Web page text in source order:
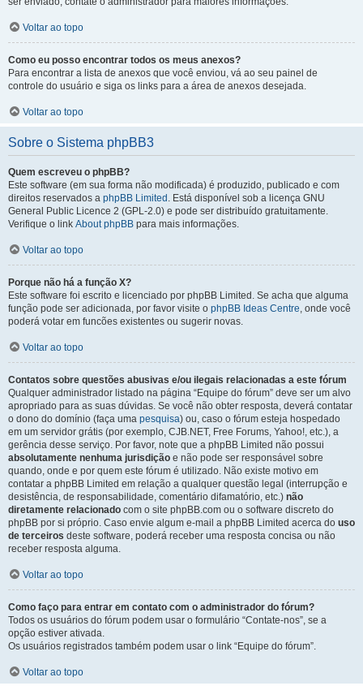
Voltar ao topo
Como eu posso encontrar todos os meus anexos?
Para encontrar a lista de anexos que você enviou, vá ao seu painel de
controle do usuário e siga os links para a área de anexos desejada.
Voltar ao topo
Sobre o Sistema phpBB3
Quem escreveu o phpBB?
Este software (em sua forma não modificada) é produzido, publicado e com
direitos reservados a phpBB Limited . Está disponível sob a licença GNU
General Public Licence 2 (GPL-2.0) e pode ser distribuído gratuitamente.
Verifique o link About phpBB para mais informações.
Voltar ao topo
Porque não há a função X?
Este software foi escrito e licenciado por phpBB Limited. Se acha que alguma
função pode ser adicionada, por favor visite o phpBB Ideas Centre, onde você
poderá votar em funcões existentes ou sugerir novas.
Voltar ao topo
Contatos sobre questões abusivas e/ou ilegais relacionadas a este fórum
Qualquer administrador listado na página “Equipe do fórum” deve ser um alvo
apropriado para as suas dúvidas. Se você não obter resposta, deverá contatar
o dono do domínio (faça uma pesquisa) ou, caso o fórum esteja hospedado
em um servidor grátis (por exemplo, CJB.NET, Free Forums, Yahoo!, etc.), a
gerência desse serviço. Por favor, note que a phpBB Limited não possui
absolutamente nenhuma jurisdição e não pode ser responsável sobre
quando, onde e por quem este fórum é utilizado. Não existe motivo em
contatar a phpBB Limited em relação a qualquer questão legal (interrupção e
desistência, de responsabilidade, comentário difamatório, etc.) não
diretamente relacionado com o site phpBB.com ou o software discreto do
phpBB por si próprio. Caso envie algum e-mail a phpBB Limited acerca do uso
de terceiros deste software, poderá receber uma resposta concisa ou não
receber resposta alguma.
Voltar ao topo
Como faço para entrar em contato com o administrador do fórum?
Todos os usuários do fórum podem usar o formulário “Contate-nos”, se a
opção estiver ativada.
Os usuários registrados também podem usar o link “Equipe do fórum”.
Voltar ao topo